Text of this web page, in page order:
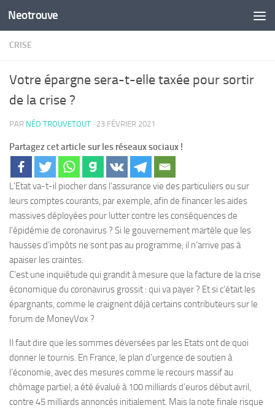
Skip to content
Neotrouve
CRISE
Votre épargne sera-t-elle taxée pour sortir
de la crise ?
PAR NÉO TROUVETOUT · 23 FÉVRIER 2021
Partagez cet article sur les réseaux sociaux !
L’Etat va-t-il piocher dans l’assurance vie des particuliers ou sur
leurs comptes courants, par exemple, afin de financer les aides
massives déployées pour lutter contre les conséquences de
l’épidémie de coronavirus ? Si le gouvernement martèle que les
hausses d’impôts ne sont pas au programme, il n’arrive pas à
apaiser les craintes.
C’est une inquiétude qui grandit à mesure que la facture de la crise
économique du coronavirus grossit : qui va payer ? Et si c’était les
épargnants, comme le craignent déjà certains contributeurs sur le
forum de MoneyVox ?
Il faut dire que les sommes déversées par les Etats ont de quoi
donner le tournis. En France, le plan d’urgence de soutien à
l’économie, avec des mesures comme le recours massif au
chômage partiel, a été évalué à 100 milliards d’euros début avril,
contre 45 milliards annoncés initialement. Mais la note finale risque